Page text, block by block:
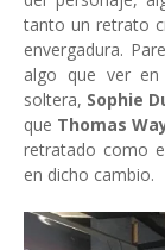
tanto un retrato
envergadura.
algo que ver
soltera, Sophie
que Thomas
retratado como
en dicho cambio.